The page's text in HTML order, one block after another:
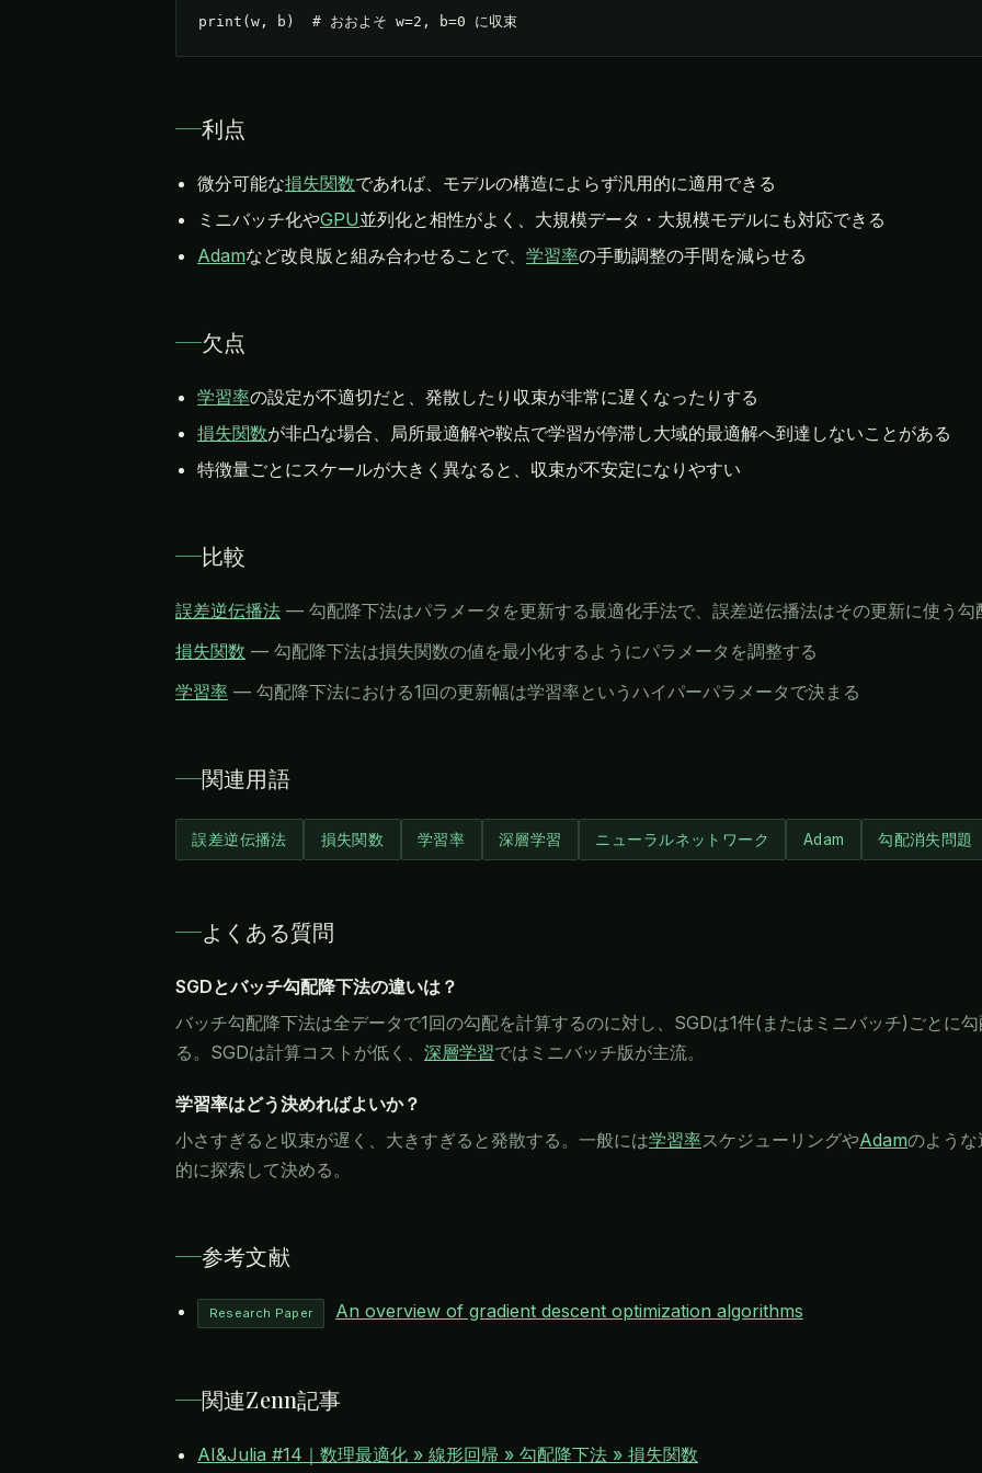
print(w, b)  # おおよそ w=2, b=0 に収束
利点
微分可能な損失関数であれば、モデルの構造によらず汎用的に適用できる
ミニバッチ化やGPU並列化と相性がよく、大規模データ・大規模モデルにも対応できる
Adamなど改良版と組み合わせることで、 学習率の手動調整の手間を減らせる
欠点
学習率の設定が不適切だと、発散したり収束が非常に遅くなったりする
損失関数が非凸な場合、局所最適解や鞍点で学習が停滞し大域的最適解へ到達しないことがある
特徴量ごとにスケールが大きく異なると、収束が不安定になりやすい
比較
誤差逆伝播法 — 勾配降下法はパラメータを更新する最適化手法で、誤差逆伝播法はその更新に使う
損失関数 — 勾配降下法は損失関数の値を最小化するようにパラメータを調整する
学習率 — 勾配降下法における1回の更新幅は学習率というハイパーパラメータで決まる
関連用語
誤差逆伝播法 損失関数 学習率 深層学習 ニューラルネットワーク Adam 勾配消失問題
よくある質問
SGDとバッチ勾配降下法の違いは？
バッチ勾配降下法は全データで1回の勾配を計算するのに対し、SGDは1件(またはミニバッチ)ごとに
る。SGDは計算コストが低く、 深層学習ではミニバッチ版が主流。
学習率はどう決めればよいか？
小さすぎると収束が遅く、大きすぎると発散する。一般には学習率スケジューリングやAdamのよう
的に探索して決める。
参考文献
Research Paper An overview of gradient descent optimization algorithms
関連Zenn記事
AI&Julia #14｜数理最適化 » 線形回帰 » 勾配降下法 » 損失関数